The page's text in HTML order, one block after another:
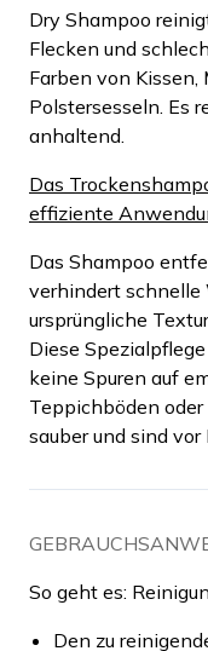
Dry Shampoo
Flecken und
Farben von
Polstersesseln. Es
anhaltend.
Das
effiziente
Das Shampoo
verhindert schnelle
ursprüngliche
Diese
keine Spuren auf
Teppichböden
sauber und sind
So geht es:
Den zu